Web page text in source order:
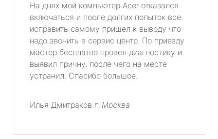
На днях мой компьютер Acer отказался
включаться и после долгих попыток все
исправить самому пришел к выводу что
надо звонить в сервис центр. По приезду
мастер бесплатно провел диагностику и
выявил причну, после чего на месте
устранил. Спасибо большое.
Илья Дмитраков г. Москва